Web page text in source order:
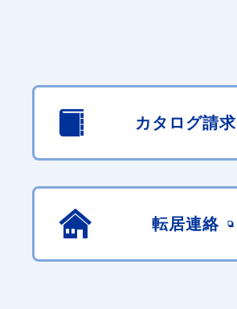
カタログ請求
転居連絡